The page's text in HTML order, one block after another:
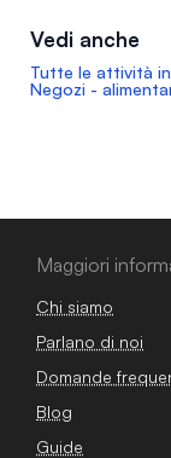
Vedi anche
Tutte le attività
Negozi -
Maggiori
Chi siamo
Parlano di noi
Domande
Blog
Guide